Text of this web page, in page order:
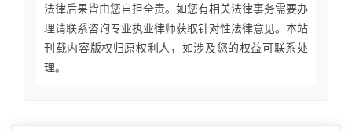
法律后果皆由您自担全责。如您有相关法律事务需要办
理请联系咨询专业执业律师获取针对性法律意见。本站
刊载内容版权归原权利人，如涉及您的权益可联系处
理。